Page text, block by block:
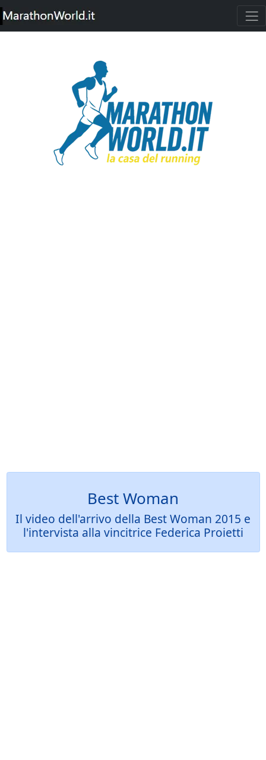
Best Woman
Il video dell'arrivo della Best Woman 2015 e
l'intervista alla vincitrice Federica Proietti